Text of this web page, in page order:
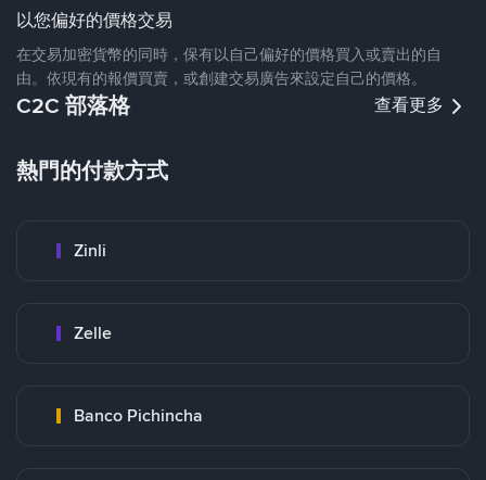
以您偏好的價格交易
在交易加密貨幣的同時，保有以自己偏好的價格買入或賣出的自
由。依現有的報價買賣，或創建交易廣告來設定自己的價格。
C2C 部落格 查看更多
熱門的付款方式
Zinli
Zelle
Banco Pichincha